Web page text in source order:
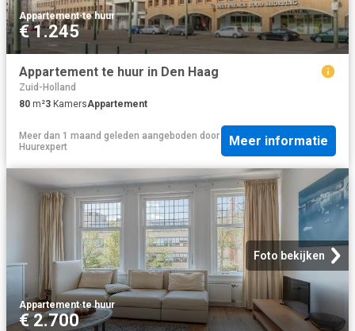
Appartement·te huur
€ 1.245
Appartement te huur in Den Haag
Zuid-Holland
80 m²3 KamersAppartement
Meer dan 1 maand geleden aangeboden door
Huurexpert
Meer informatie
Foto bekijken
Appartement·te huur
€ 2.700